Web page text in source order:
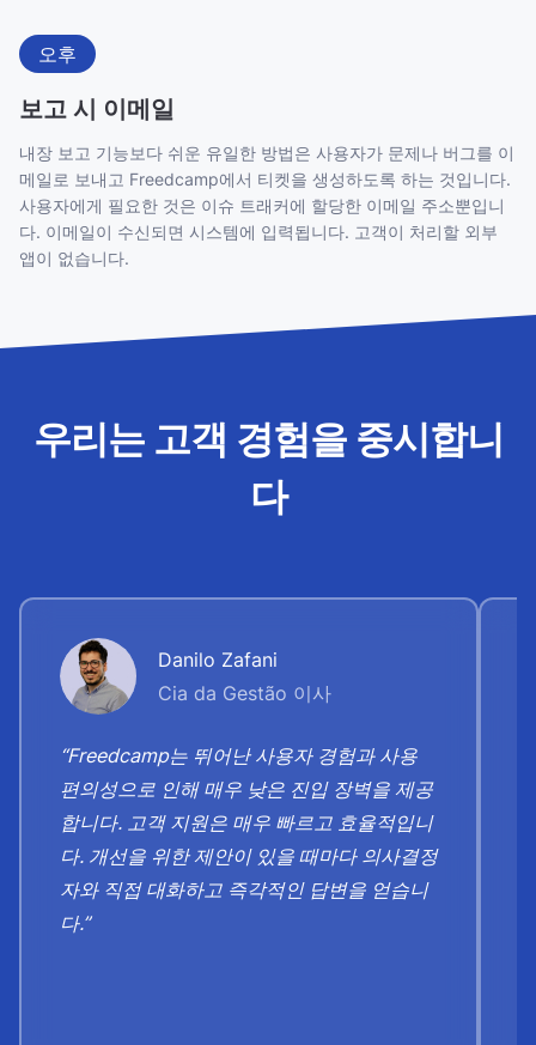
오후
보고 시 이메일
내장 보고 기능보다 쉬운 유일한 방법은 사용자가 문제나 버그를 이
메일로 보내고 Freedcamp에서 티켓을 생성하도록 하는 것입니다.
사용자에게 필요한 것은 이슈 트래커에 할당한 이메일 주소뿐입니
다. 이메일이 수신되면 시스템에 입력됩니다. 고객이 처리할 외부
앱이 없습니다.
우리는 고객 경험을 중시합니
다
Danilo Zafani
Cia da Gestão 이사
“Freedcamp는 뛰어난 사용자 경험과 사용
편의성으로 인해 매우 낮은 진입 장벽을 제공
합니다. 고객 지원은 매우 빠르고 효율적입니
다. 개선을 위한 제안이 있을 때마다 의사결정
자와 직접 대화하고 즉각적인 답변을 얻습니
다.”